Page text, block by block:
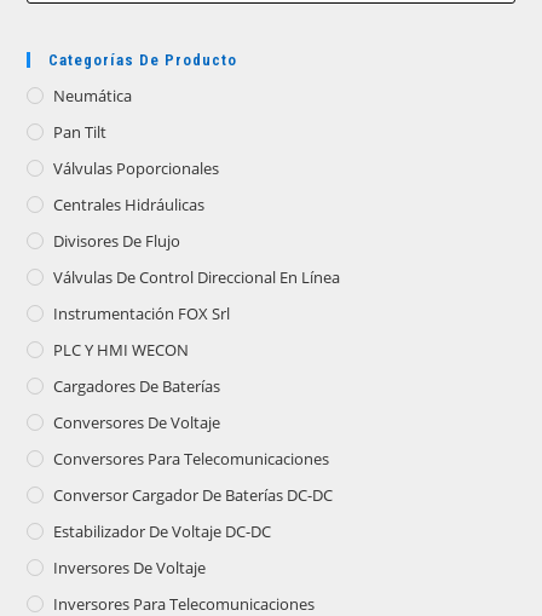
Categorías De Producto
Neumática
Pan Tilt
Válvulas Poporcionales
Centrales Hidráulicas
Divisores De Flujo
Válvulas De Control Direccional En Línea
Instrumentación FOX Srl
PLC Y HMI WECON
Cargadores De Baterías
Conversores De Voltaje
Conversores Para Telecomunicaciones
Conversor Cargador De Baterías DC-DC
Estabilizador De Voltaje DC-DC
Inversores De Voltaje
Inversores Para Telecomunicaciones